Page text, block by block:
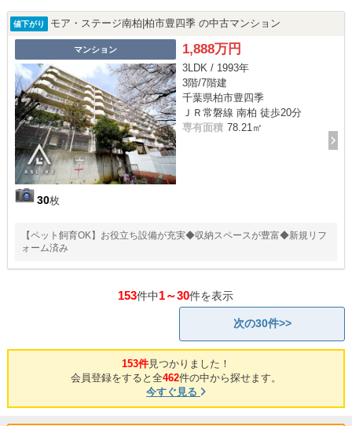
値下がり モア・ステージ南柏|柏市豊四季 の中古マンション
マンション
30枚
1,888万円
3LDK / 1993年
3階/7階建
千葉県柏市豊四季
ＪＲ常磐線 南柏 徒歩20分
専有面積 78.21㎡
【ペット飼育OK】お役立ち設備が充実◆収納スペースが豊富◆新規リフ
ォーム済み
153件中1～30件を表示
次の30件>>
153件見つかりました！
会員登録をすると全462件の中から探せます。
今すぐ見る